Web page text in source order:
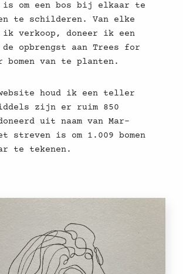
is om een bos bij elkaar te
te schilderen. Van elke
ik verkoop, doneer ik een
opbrengst aan Trees for
bomen van te planten.
website houd ik een teller
zijn er ruim 850
uit naam van Mar-
streven is om 1.009 bomen
te tekenen.